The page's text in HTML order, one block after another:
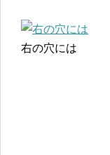
右の穴には